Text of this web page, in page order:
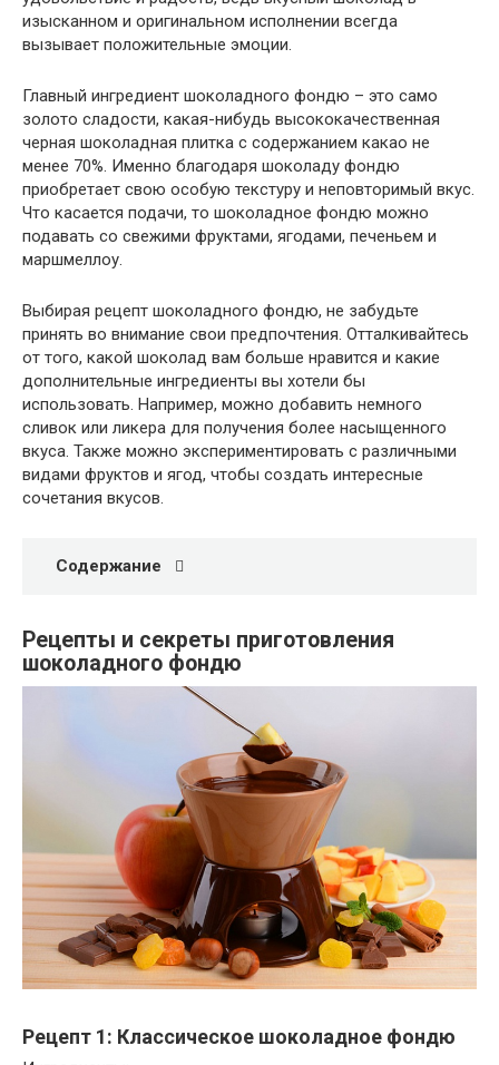
изысканном и оригинальном исполнении всегда
вызывает положительные эмоции.
Главный ингредиент шоколадного фондю – это само
золото сладости, какая-нибудь высококачественная
черная шоколадная плитка с содержанием какао не
менее 70%. Именно благодаря шоколаду фондю
приобретает свою особую текстуру и неповторимый вкус.
Что касается подачи, то шоколадное фондю можно
подавать со свежими фруктами, ягодами, печеньем и
маршмеллоу.
Выбирая рецепт шоколадного фондю, не забудьте
принять во внимание свои предпочтения. Отталкивайтесь
от того, какой шоколад вам больше нравится и какие
дополнительные ингредиенты вы хотели бы
использовать. Например, можно добавить немного
сливок или ликера для получения более насыщенного
вкуса. Также можно экспериментировать с различными
видами фруктов и ягод, чтобы создать интересные
сочетания вкусов.
Содержание
Рецепты и секреты приготовления
шоколадного фондю
Рецепт 1: Классическое шоколадное фондю